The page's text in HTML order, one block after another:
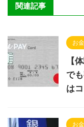
関連記事
お金
【
で
はコ
お金